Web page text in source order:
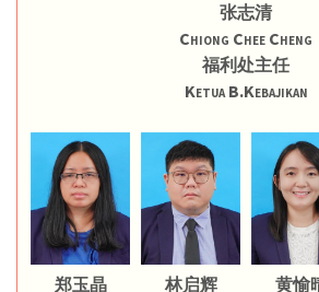
张志清
Chiong Chee Cheng
福利处主任
Ketua B.Kebajikan
郑玉晶 林启辉 黄愉